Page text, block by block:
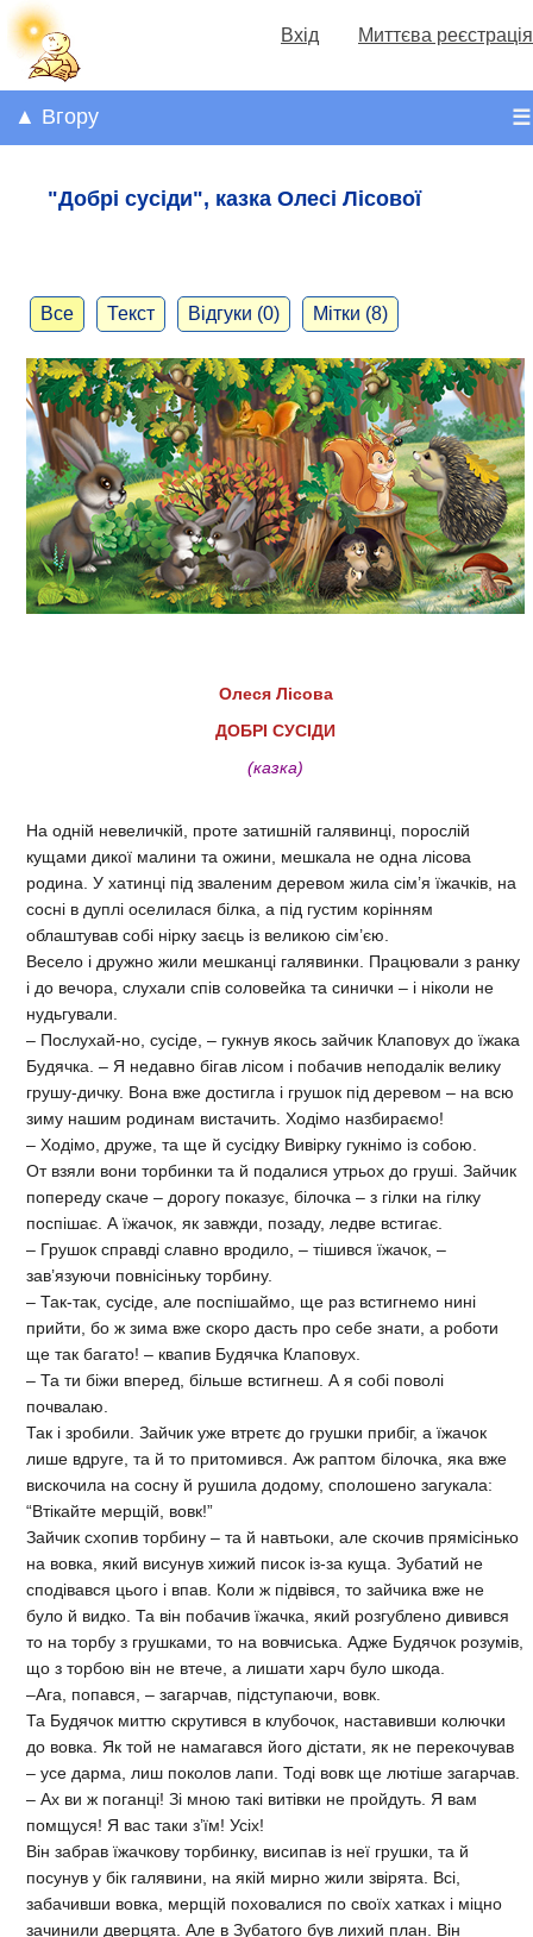
Вхід Миттєва реєстрація
☰
▲ Вгору
"Добрі сусіди", казка Олесі Лісової
Все Текст Відгуки (0) Мітки (8)
Олеся Лісова
ДОБРІ СУСІДИ
(казка)
На одній невеличкій, проте затишній галявинці, порослій
кущами дикої малини та ожини, мешкала не одна лісова
родина. У хатинці під зваленим деревом жила сім’я їжачків, на
сосні в дуплі оселилася білка, а під густим корінням
облаштував собі нірку заєць із великою сім’єю.
Весело і дружно жили мешканці галявинки. Працювали з ранку
і до вечора, слухали спів соловейка та синички – і ніколи не
нудьгували.
– Послухай-но, сусіде, – гукнув якось зайчик Клаповух до їжака
Будячка. – Я недавно бігав лісом і побачив неподалік велику
грушу-дичку. Вона вже достигла і грушок під деревом – на всю
зиму нашим родинам вистачить. Ходімо назбираємо!
– Ходімо, друже, та ще й сусідку Вивірку гукнімо із собою.
От взяли вони торбинки та й подалися утрьох до груші. Зайчик
попереду скаче – дорогу показує, білочка – з гілки на гілку
поспішає. А їжачок, як завжди, позаду, ледве встигає.
– Грушок справді славно вродило, – тішився їжачок, –
зав’язуючи повнісіньку торбину.
– Так-так, сусіде, але поспішаймо, ще раз встигнемо нині
прийти, бо ж зима вже скоро дасть про себе знати, а роботи
ще так багато! – квапив Будячка Клаповух.
– Та ти біжи вперед, більше встигнеш. А я собі поволі
почвалаю.
Так і зробили. Зайчик уже втретє до грушки прибіг, а їжачок
лише вдруге, та й то притомився. Аж раптом білочка, яка вже
вискочила на сосну й рушила додому, сполошено загукала:
“Втікайте мерщій, вовк!”
Зайчик схопив торбину – та й навтьоки, але скочив прямісінько
на вовка, який висунув хижий писок із-за куща. Зубатий не
сподівався цього і впав. Коли ж підвівся, то зайчика вже не
було й видко. Та він побачив їжачка, який розгублено дивився
то на торбу з грушками, то на вовчиська. Адже Будячок розумів,
що з торбою він не втече, а лишати харч було шкода.
–Ага, попався, – загарчав, підступаючи, вовк.
Та Будячок миттю скрутився в клубочок, наставивши колючки
до вовка. Як той не намагався його дістати, як не перекочував
– усе дарма, лиш поколов лапи. Тоді вовк ще лютіше загарчав.
– Ах ви ж поганці! Зі мною такі витівки не пройдуть. Я вам
помщуся! Я вас таки з’їм! Усіх!
Він забрав їжачкову торбинку, висипав із неї грушки, та й
посунув у бік галявини, на якій мирно жили звірята. Всі,
забачивши вовка, мерщій поховалися по своїх хатках і міцно
зачинили дверцята. Але в Зубатого був лихий план. Він